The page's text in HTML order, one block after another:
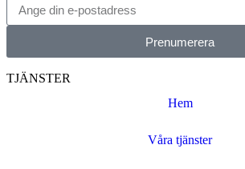
Prenumerera
TJÄNSTER
Hem
Våra tjänster